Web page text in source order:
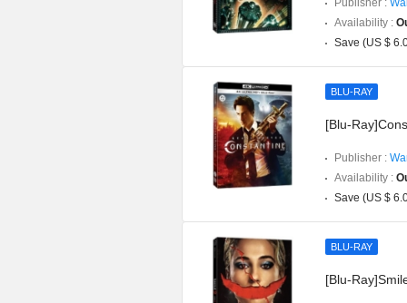
Publisher :
Availability :
Save (US $
BLU-RAY
[Blu-
Publisher :
Availability :
Save (US $
BLU-RAY
[Blu-